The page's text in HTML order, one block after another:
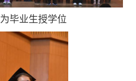
为毕业生授学位